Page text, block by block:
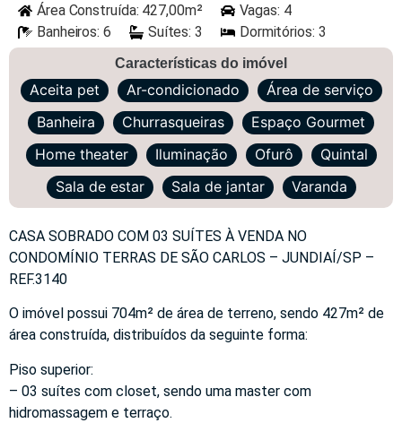
Área Construída: 427,00m²
Vagas: 4
Banheiros: 6
Suítes: 3 Dormitórios: 3
Características do imóvel
Aceita pet Ar-condicionado
Área de serviço
Banheira
Churrasqueiras
Espaço Gourmet
Home theater
Iluminação Ofurô
Quintal
Sala de estar
Sala de jantar Varanda
CASA SOBRADO COM 03 SUÍTES À VENDA NO
CONDOMÍNIO TERRAS DE SÃO CARLOS – JUNDIAÍ/SP –
REF.3140
O imóvel possui 704m² de área de terreno, sendo 427m² de
área construída, distribuídos da seguinte forma:
Piso superior:
– 03 suítes com closet, sendo uma master com
hidromassagem e terraço.